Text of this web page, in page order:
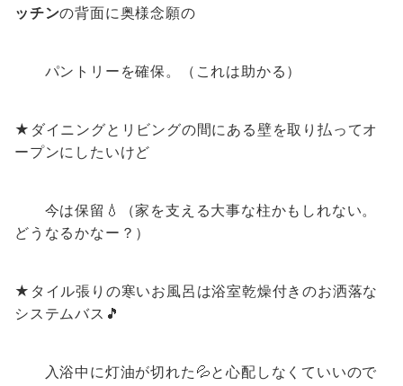
ッチンの背面に奥様念願の
パントリーを確保。（これは助かる）
★ダイニングとリビングの間にある壁を取り払ってオ
ープンにしたいけど
今は保留💧（家を支える大事な柱かもしれない。
どうなるかなー？）
★タイル張りの寒いお風呂は浴室乾燥付きのお洒落な
システムバス🎵
入浴中に灯油が切れた💦と心配しなくていいので